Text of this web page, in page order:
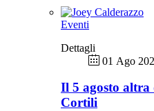
Eventi
Dettagli
01 Ago
Il 5 agosto altra
Cortili